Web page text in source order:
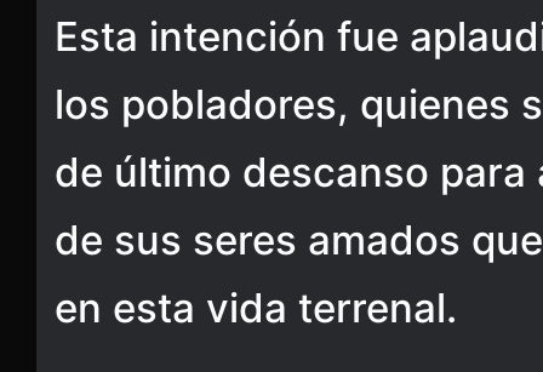
Esta intención fue
los pobladores, quienes
de último descanso
de sus seres amados
en esta vida terrenal.